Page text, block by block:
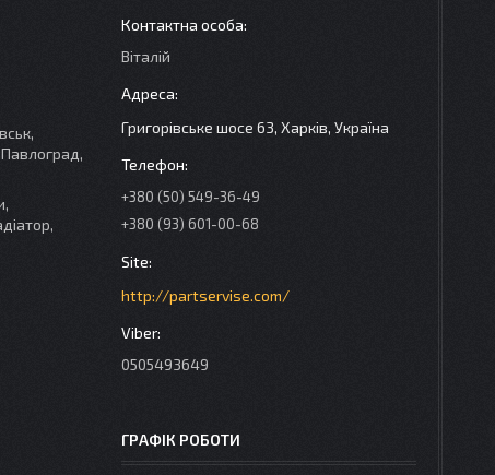
Віталій
Григорівське шосе 63, Харків, Україна
+380 (50) 549-36-49
+380 (93) 601-00-68
http://partservise.com/
0505493649
ГРАФІК РОБОТИ